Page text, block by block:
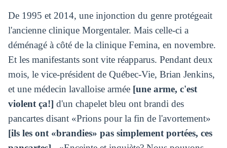
De 1995 et 2014, une injonction du genre protégeait
l'ancienne clinique Morgentaler. Mais celle-ci a
déménagé à côté de la clinique Femina, en novembre.
Et les manifestants sont vite réapparus. Pendant deux
mois, le vice-président de Québec-Vie, Brian Jenkins,
et une médecin lavalloise armée [une arme, c'est
violent ça!] d'un chapelet bleu ont brandi des
pancartes disant «Prions pour la fin de l'avortement»
[ils les ont «brandies» pas simplement portées, ces